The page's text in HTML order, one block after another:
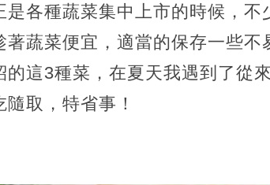
各種蔬菜集中上市的時候，不
蔬菜便宜，適當的保存一些不
這3種菜，在夏天我遇到了從
取，特省事！